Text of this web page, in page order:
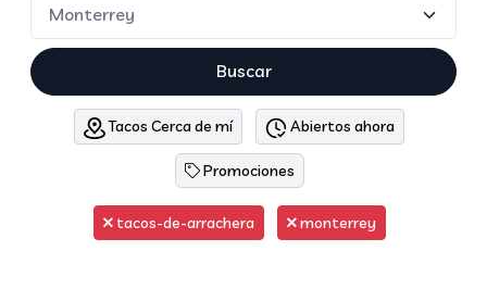
Buscar
Tacos Cerca de mí Abiertos ahora
Promociones
tacos-de-arrachera monterrey